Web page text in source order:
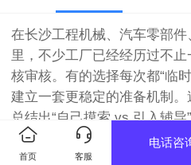
在长沙工程机械、汽车零部
里，不少工厂已经经历过不
核审核。有的选择每次都“临
建立一套更稳定的准备机制。
总结出“自己摸索 vs 引入辅
异。
首页 客服
电话咨